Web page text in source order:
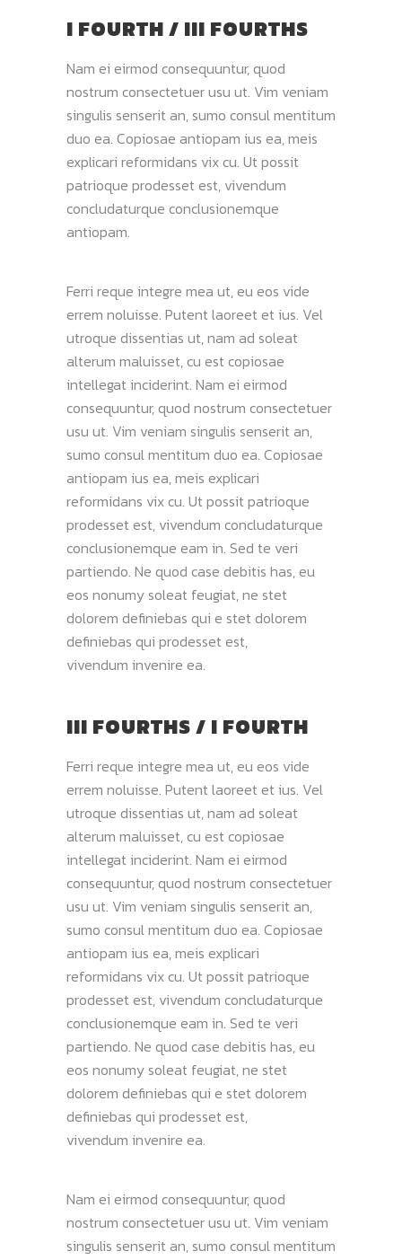
I FOURTH / III FOURTHS
Nam ei eirmod consequuntur, quod
nostrum consectetuer usu ut. Vim veniam
singulis senserit an, sumo consul mentitum
duo ea. Copiosae antiopam ius ea, meis
explicari reformidans vix cu. Ut possit
patrioque prodesset est, vivendum
concludaturque conclusionemque
antiopam.
Ferri reque integre mea ut, eu eos vide
errem noluisse. Putent laoreet et ius. Vel
utroque dissentias ut, nam ad soleat
alterum maluisset, cu est copiosae
intellegat inciderint. Nam ei eirmod
consequuntur, quod nostrum consectetuer
usu ut. Vim veniam singulis senserit an,
sumo consul mentitum duo ea. Copiosae
antiopam ius ea, meis explicari
reformidans vix cu. Ut possit patrioque
prodesset est, vivendum concludaturque
conclusionemque eam in. Sed te veri
partiendo. Ne quod case debitis has, eu
eos nonumy soleat feugiat, ne stet
dolorem definiebas qui e stet dolorem
definiebas qui prodesset est,
vivendum invenire ea.
III FOURTHS / I FOURTH
Ferri reque integre mea ut, eu eos vide
errem noluisse. Putent laoreet et ius. Vel
utroque dissentias ut, nam ad soleat
alterum maluisset, cu est copiosae
intellegat inciderint. Nam ei eirmod
consequuntur, quod nostrum consectetuer
usu ut. Vim veniam singulis senserit an,
sumo consul mentitum duo ea. Copiosae
antiopam ius ea, meis explicari
reformidans vix cu. Ut possit patrioque
prodesset est, vivendum concludaturque
conclusionemque eam in. Sed te veri
partiendo. Ne quod case debitis has, eu
eos nonumy soleat feugiat, ne stet
dolorem definiebas qui e stet dolorem
definiebas qui prodesset est,
vivendum invenire ea.
Nam ei eirmod consequuntur, quod
nostrum consectetuer usu ut. Vim veniam
singulis senserit an, sumo consul mentitum